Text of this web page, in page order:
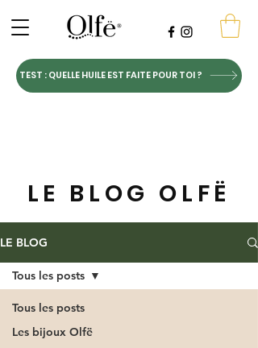
TEST : QUELLE HUILE EST FAITE POUR TOI ?
LE BLOG OLFË
LE BLOG
Tous les posts
Les bijoux Olfë
Tous les posts